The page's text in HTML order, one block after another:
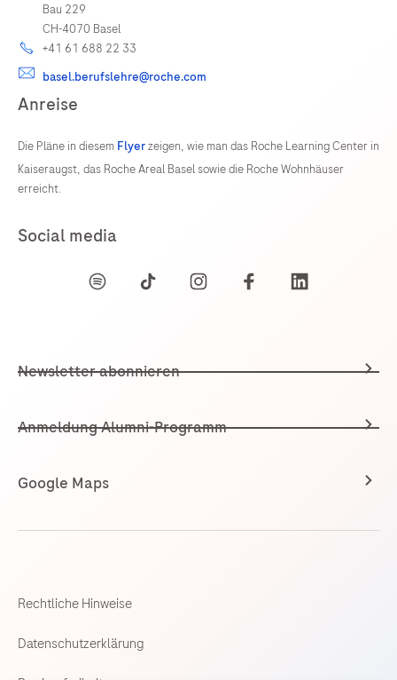
Bau 229
CH-4070 Basel
+41 61 688 22 33
basel.berufslehre@roche.com
Anreise
Die Pläne in diesem Flyerzeigen, wie man das Roche Learning Center in
Kaiseraugst, das Roche Areal Basel sowie die Roche Wohnhäuser
erreicht.
Social media
Newsletter abonnieren
Anmeldung Alumni-Programm
Google Maps
Rechtliche Hinweise
Datenschutzerklärung